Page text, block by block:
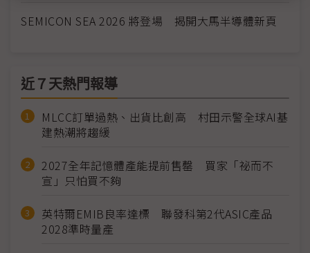
SEMICON SEA 2026 將登場 揭開大馬半導體新頁
近７天熱門報導
MLCC訂單過熱、出貨比創高 村田示警全球AI基
建熱潮將趨緩
2027全年記憶體產能提前售罄 買家「祕而不
宣」只怕買不夠
英特爾EMIB良率達標 聯發科第2代ASIC產品
2028準時量產